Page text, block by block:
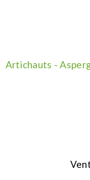
Artichauts -